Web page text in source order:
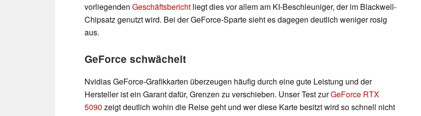
vorliegenden Geschäftsbericht liegt dies vor allem am KI-Beschleuniger, der im Blackwell-
Chipsatz genutzt wird. Bei der GeForce-Sparte sieht es dagegen deutlich weniger rosig
aus.
GeForce schwächelt
Nvidias GeForce-Grafikkarten überzeugen häufig durch eine gute Leistung und der
Hersteller ist ein Garant dafür, Grenzen zu verschieben. Unser Test zurGeForce RTX
5090 zeigt deutlich wohin die Reise geht und wer diese Karte besitzt wird so schnell nicht